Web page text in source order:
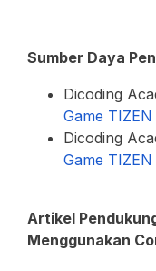
Sumber Daya
Dicoding
Game
Dicoding
Game
Artikel
Menggunakan